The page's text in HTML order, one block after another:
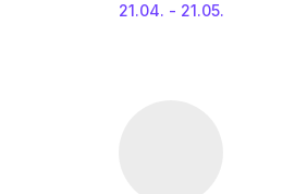
21.04. - 21.05.